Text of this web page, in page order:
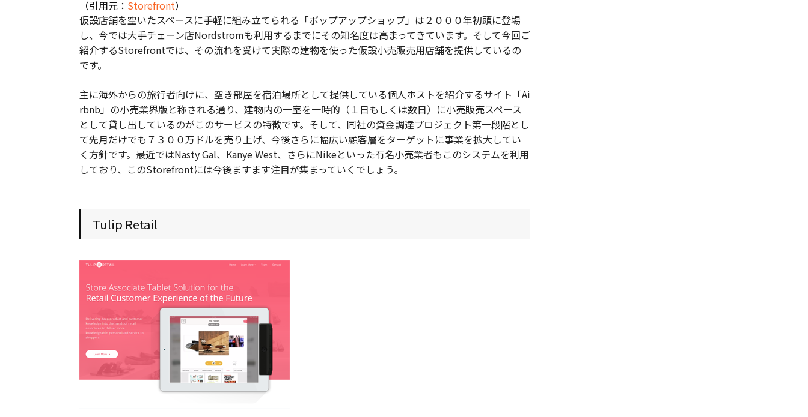
（引用元： Storefront）
仮設店舗を空いたスペースに手軽に組み立てられる「ポップアップショップ」は２０００年初頭に登場
し、今では大手チェーン店Nordstromも利用するまでにその知名度は高まってきています。そして今回ご
紹介するStorefrontでは、その流れを受けて実際の建物を使った仮設小売販売用店舗を提供しているの
です。
主に海外からの旅行者向けに、空き部屋を宿泊場所として提供している個人ホストを紹介するサイト「Ai
rbnb」の小売業界版と称される通り、建物内の一室を一時的（１日もしくは数日）に小売販売スペース
として貸し出しているのがこのサービスの特徴です。そして、同社の資金調達プロジェクト第一段階とし
て先月だけでも７３００万ドルを売り上げ、今後さらに幅広い顧客層をターゲットに事業を拡大してい
く方針です。最近ではNasty Gal、Kanye West、さらにNikeといった有名小売業者もこのシステムを利用
しており、このStorefrontには今後ますます注目が集まっていくでしょう。
Tulip Retail